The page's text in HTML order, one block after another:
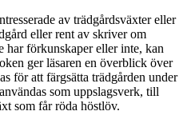
av trädgårdsväxter eller
eller rent av skriver om
har förkunskaper eller inte, kan
ger läsaren en överblick över
för att färgsätta trädgården under
som uppslagsverk, till
som får röda höstlöv.